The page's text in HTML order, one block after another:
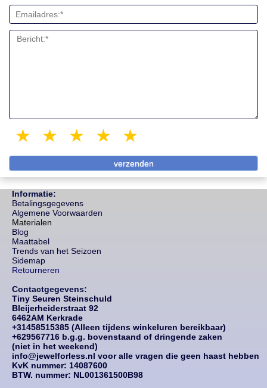
4 stars
3 stars
2 stars
1 star
Informatie:
Betalingsgegevens
Algemene Voorwaarden
Materialen
Blog
Maattabel
Trends van het Seizoen
Sidemap
Retourneren
Contactgegevens:
Tiny Seuren Steinschuld
Bleijerheiderstraat 92
6462AM Kerkrade
+31458515385 (Alleen tijdens winkeluren bereikbaar)
+629567716 b.g.g. bovenstaand of dringende zaken
(niet in het weekend)
info@jewelforless.nl voor alle vragen die geen haast hebben
KvK nummer: 14087600
BTW. nummer: NL001361500B98